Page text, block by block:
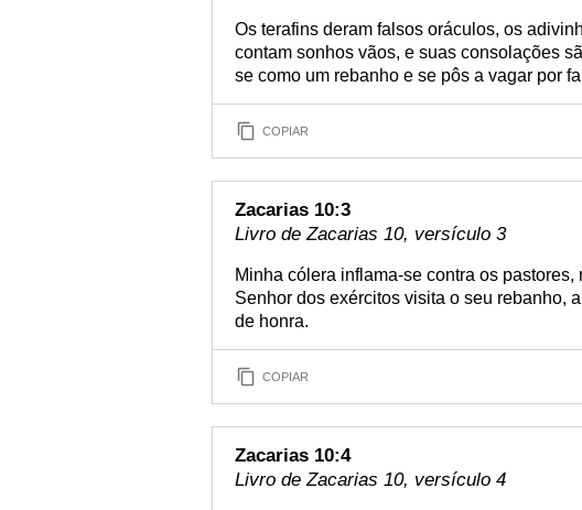
Os terafins deram falsos oráculos, os
contam sonhos vãos, e suas consolações
se como um rebanho e se pôs a vagar por
COPIAR
Zacarias 10:3
Livro de Zacarias 10, versículo 3
Minha cólera inflama-se contra os
Senhor dos exércitos visita o seu rebanho,
de honra.
COPIAR
Zacarias 10:4
Livro de Zacarias 10, versículo 4